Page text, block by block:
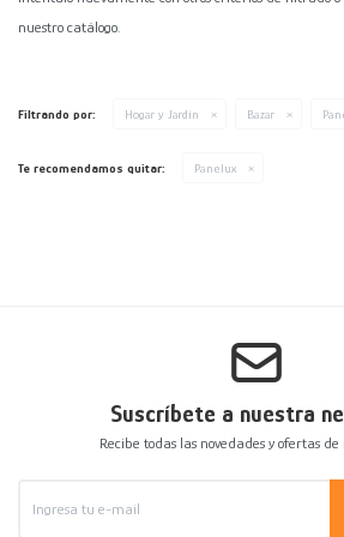
nuestro catálogo.
Filtrando por: Hogar y Jardín Bazar
Te recomendamos quitar: Panelux
Suscríbete a nuestra
Recibe todas las novedades y ofertas
Herramientas